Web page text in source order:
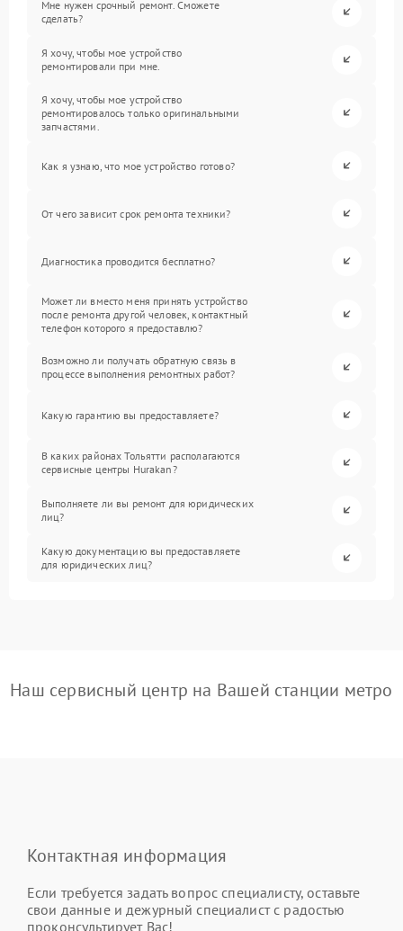
Мне нужен срочный ремонт. Сможете
сделать?
Я хочу, чтобы мое устройство
ремонтировали при мне.
Я хочу, чтобы мое устройство
ремонтировалось только оригинальными
запчастями.
Как я узнаю, что мое устройство готово?
От чего зависит срок ремонта техники?
Диагностика проводится бесплатно?
Может ли вместо меня принять устройство
после ремонта другой человек, контактный
телефон которого я предоставлю?
Возможно ли получать обратную связь в
процессе выполнения ремонтных работ?
Какую гарантию вы предоставляете?
В каких районах Тольятти располагаются
сервисные центры Hurakan?
Выполняете ли вы ремонт для юридических
лиц?
Какую документацию вы предоставляете
для юридических лиц?
Наш сервисный центр на Вашей станции метро
Контактная информация
Если требуется задать вопрос специалисту, оставьте
свои данные и дежурный специалист с радостью
проконсультирует Вас!